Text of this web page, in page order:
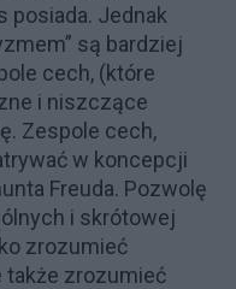
posiada. Jednak
są bardziej
cech, (które
i niszczące
Zespole cech,
w koncepcji
Freuda. Pozwolę
i skrótowej
zrozumieć
także zrozumieć